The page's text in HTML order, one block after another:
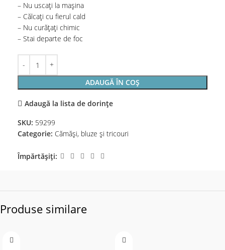
– Nu uscați la mașina
– Călcați cu fierul cald
– Nu curățați chimic
– Stai departe de foc
ADAUGĂ ÎN COȘ
Adaugă la lista de dorințe
SKU: 59299
Categorie: Cămăși, bluze și tricouri
Împărtășiți:
Produse similare